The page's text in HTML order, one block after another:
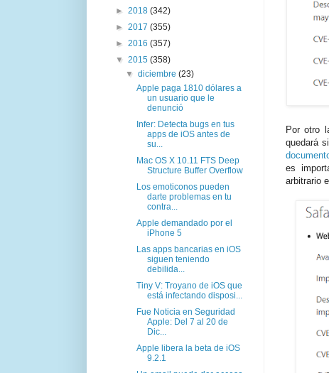
Por otro
quedará
es
arbitrario
► 2018 (342)
► 2017 (355)
► 2016 (357)
▼ 2015 (358)
▼diciembre(23)
Apple paga 1810 dólares a
un usuario que le
denunció
Infer: Detecta bugs en tus
apps de iOS antes de
su...
Mac OS X 10.11 FTS Deep
Structure Buffer Overflow
Los emoticonos pueden
darte problemas en tu
contra...
Apple demandado por el
iPhone 5
Las apps bancarias en iOS
siguen teniendo
debilida...
Tiny V: Troyano de iOS que
está infectando disposi...
Fue Noticia en Seguridad
Apple: Del 7 al 20 de
Dic...
Apple libera la beta de iOS
9.2.1